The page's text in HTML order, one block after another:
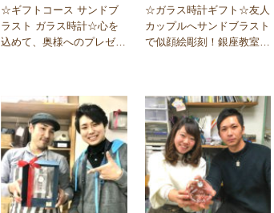
☆ギフトコース サンドブ
ラスト ガラス時計☆心を
込めて、奥様へのプレゼン
☆ガラス時計ギフト☆友人
カップルへサンドブラスト
で似顔絵彫刻！銀座教室